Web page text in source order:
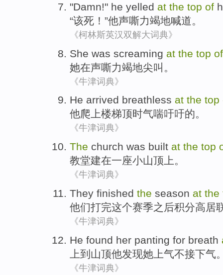
"Damn!" he yelled at the top of
“该死 ！”他声嘶力竭地喊道。
《柯林斯英汉双解大词典》
She was screaming at the top of
她在声嘶力竭地尖叫 。
《牛津词典》
He arrived breathless at the top
他爬上楼梯顶时气喘吁吁的。
《牛津词典》
The church was built at the top
教堂建在一座小山顶上。
《牛津词典》
They finished the season at the
他们打完这个赛季之后积分高居
《牛津词典》
He found her panting for breath
上到 山顶他发现她 上气不接下气
《牛津词典》